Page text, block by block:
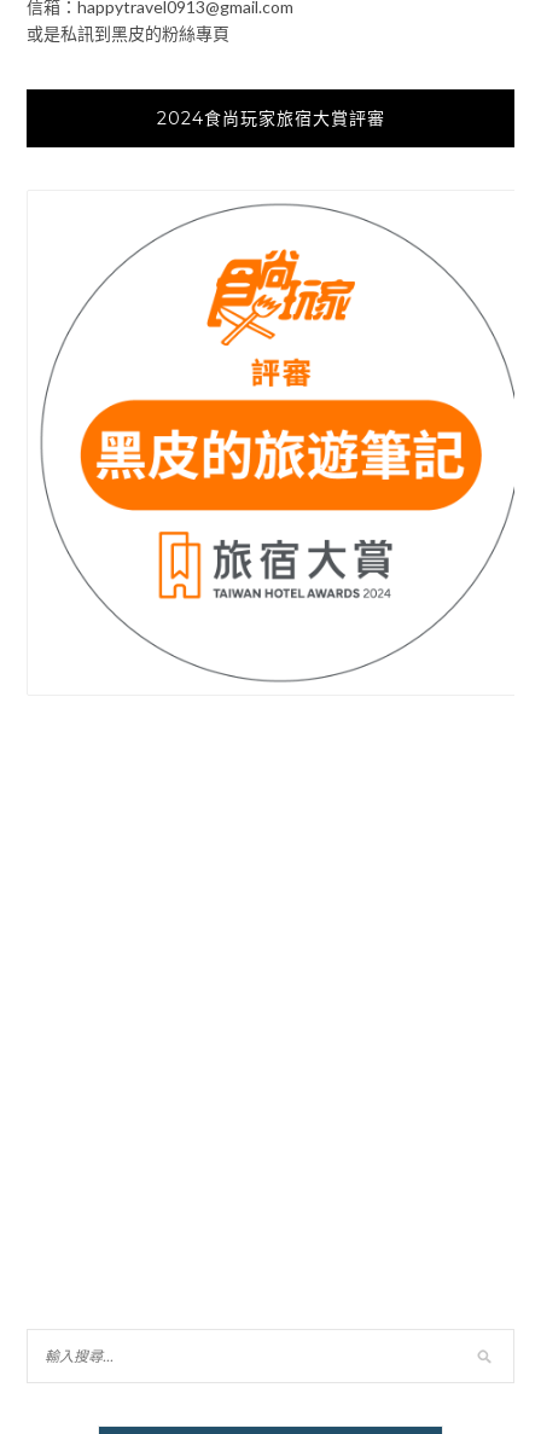
信箱：happytravel0913@gmail.com
或是私訊到黑皮的粉絲專頁
2024食尚玩家旅宿大賞評審